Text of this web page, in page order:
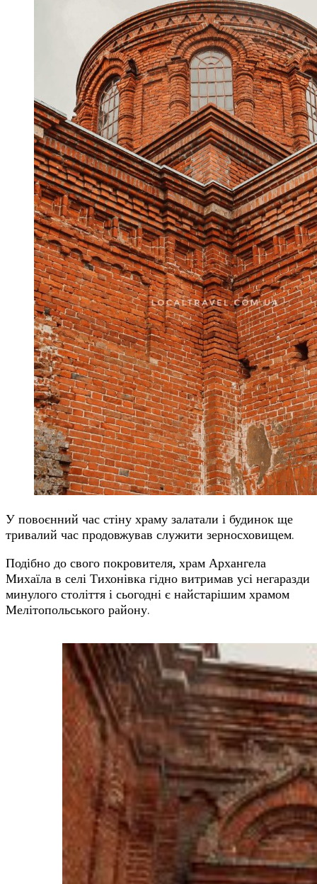
У повоєнний час стіну храму залатали і будинок ще
тривалий час продовжував служити зерносховищем.
Подібно до свого покровителя, храм Архангела
Михаїла в селі Тихонівка гідно витримав усі негаразди
минулого століття і сьогодні є найстарішим храмом
Мелітопольського району.